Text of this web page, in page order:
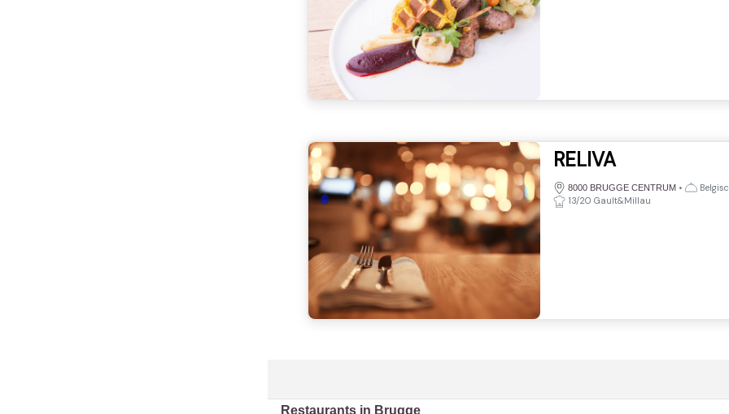
RELIVA
8000 BRUGGE CENTRUM •
13/20 Gault&Millau
Restaurants in Brugge